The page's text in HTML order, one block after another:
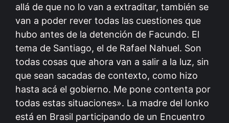
allá de que no lo van a extraditar, también se
van a poder rever todas las cuestiones que
hubo antes de la detención de Facundo. El
tema de Santiago, el de Rafael Nahuel. Son
todas cosas que ahora van a salir a la luz, sin
que sean sacadas de contexto, como hizo
hasta acá el gobierno. Me pone contenta por
todas estas situaciones». La madre del lonko
está en Brasil participando de un Encuentro